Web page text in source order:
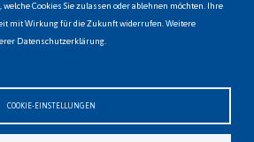
Cookies Sie zulassen oder ablehnen möchten. Ihre
mit Wirkung für die Zukunft widerrufen. Weitere
Datenschutzerklärung.
COOKIE-EINSTELLUNGEN